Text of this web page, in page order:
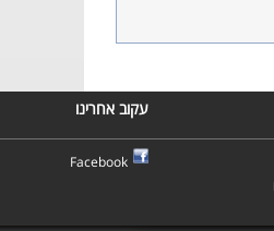
עקוב אחרינו
Facebook